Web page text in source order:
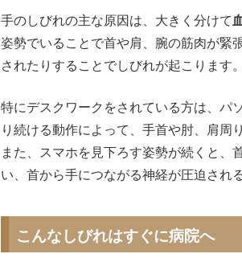
手のしびれの主な原因は、大きく分けて
姿勢でいることで首や肩、腕の筋肉が緊
されたりすることでしびれが起こります。
特にデスクワークをされている方は、パ
り続ける動作によって、手首や肘、肩周
また、スマホを見下ろす姿勢が続くと、
い、首から手につながる神経が圧迫され
こんなしびれはすぐに病院へ